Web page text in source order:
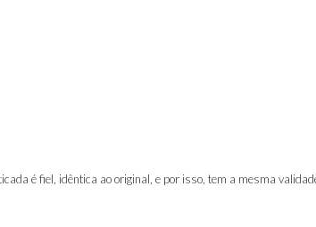
é fiel, idêntica ao original, e por isso, tem a mesma